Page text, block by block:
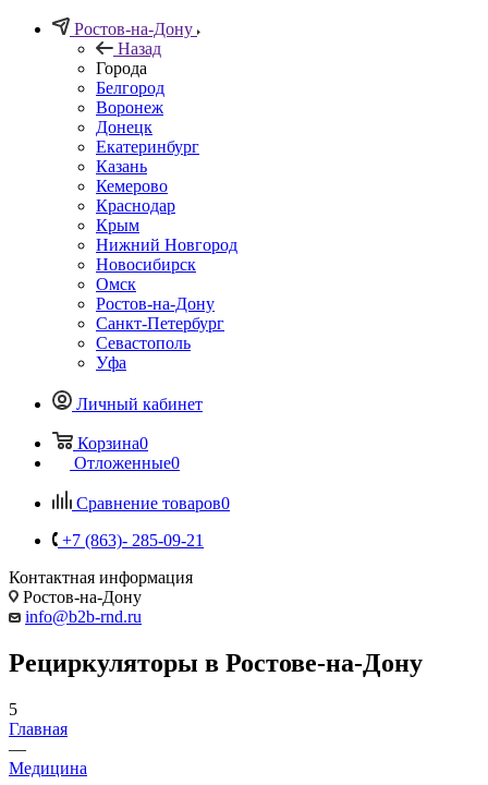
Ростов-на-Дону
Назад
Города
Белгород
Воронеж
Донецк
Екатеринбург
Казань
Кемерово
Краснодар
Крым
Нижний Новгород
Новосибирск
Омск
Ростов-на-Дону
Санкт-Петербург
Севастополь
Уфа
Личный кабинет
Корзина0
Отложенные0
Сравнение товаров0
+7 (863)- 285-09-21
Контактная информация
Ростов-на-Дону
info@b2b-rnd.ru
Рециркуляторы в Ростове-на-Дону
5
Главная
—
Медицина